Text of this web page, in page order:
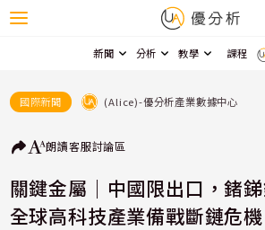
新聞 分析 教學 課程
國際新聞 (Alice)-優分析產業數據中心
朗讀客服討論區
關鍵金屬｜中國限出口，鍺
全球高科技產業備戰斷鏈危機